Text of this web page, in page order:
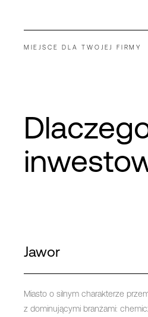
MIEJSCE DLA TWOJEJ FIRMY
Jawor
Miasto o silnym charakterze
z dominującymi branżami: